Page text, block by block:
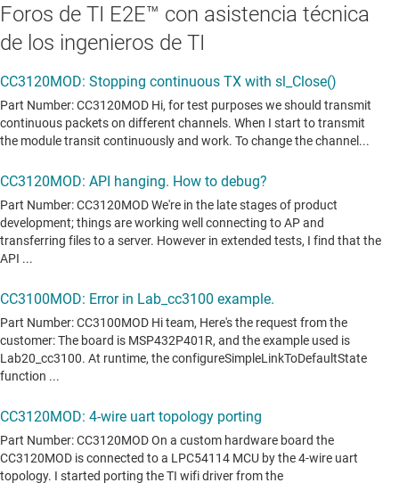
Foros de TI E2E™ con asistencia técnica
de los ingenieros de TI